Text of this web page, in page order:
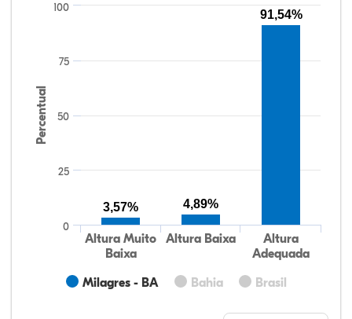
Percentual
Milagres - BA Bahia Brasil
Altura Muito
Baixa
Altura Baixa
Altura
Adequada
0
25
50
75
100
3,57% 4,89%
91,54%